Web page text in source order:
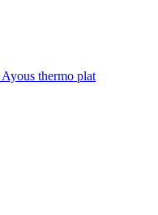
Ayous thermo plat